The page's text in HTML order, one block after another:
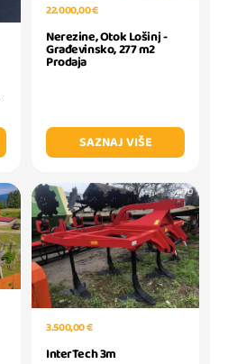
22.000,00 €
Nerezine, Otok Lošinj -
Građevinsko, 277 m2
Prodaja
SAZNAJ VIŠE
3.500,00 €
InterTech 3m